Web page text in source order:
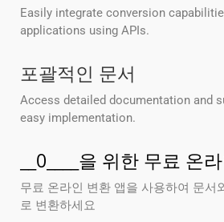
Easily integrate conversion
applications using APIs.
포괄적인 문서
Access detailed documentation and
easy implementation.
__0____을 위한 무료 온
무료 온라인 변환 앱을 사용하여 문서
로 변환하세요